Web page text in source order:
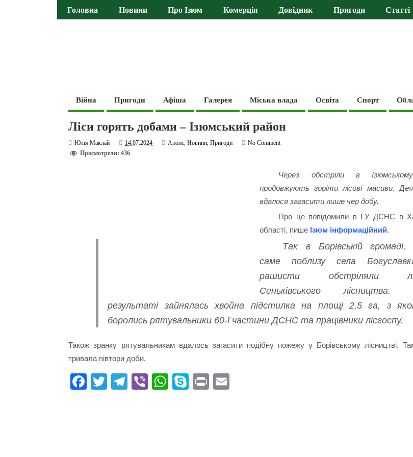
Головна Новини Про Ізюм Комерція Довідник Пригоди Статті
Війна Пригоди Афіша Галерея Міська влада Освіта Спорт
Ліси горять добами – Ізюмський район
Юлія Маклай 14.07.2024 Анонс,Новини,Пригоди
No Comment
Просмотрели: 436
Через обстріли в
продовжують горіти лісові масиви.
вдалося загасити лише чер добу.
Про це повідомили в ГУ ДСНС в
області, пише Ізюм інформаційний.
Так в Борівській громаді,
саме поблизу села
рашисти обстріляли
Сеньківського лісництва.
результаті зайнялась хвойна підстилка на площі 2,5 га, з
боролись рятувальники 60-ї частини ДСНС та працівники лісгоспу.
Також зранку рятувальникам вдалось загасити подібну пожежу у Борівському лісництві.
тривала півтори доби.
Fa T
Te Vi
W
S
Pr